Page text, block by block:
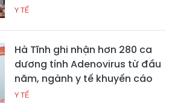
Y TẾ
Hà Tĩnh ghi nhận hơn 280 ca
dương tính Adenovirus từ đầu
năm, ngành y tế khuyến cáo
Y TẾ